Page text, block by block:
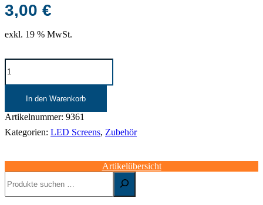
3,00 €
exkl. 19 % MwSt.
Absen
Clamp
Menge
In den Warenkorb
Artikelnummer: 9361
Kategorien: LED Screens, Zubehör
Artikelübersicht